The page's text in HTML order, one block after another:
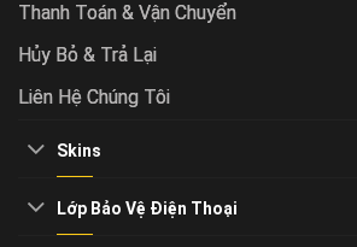
Thanh Toán & Vận Chuyển
Hủy Bỏ & Trả Lại
Liên Hệ Chúng Tôi
Skins
Lớp Bảo Vệ Điện Thoại